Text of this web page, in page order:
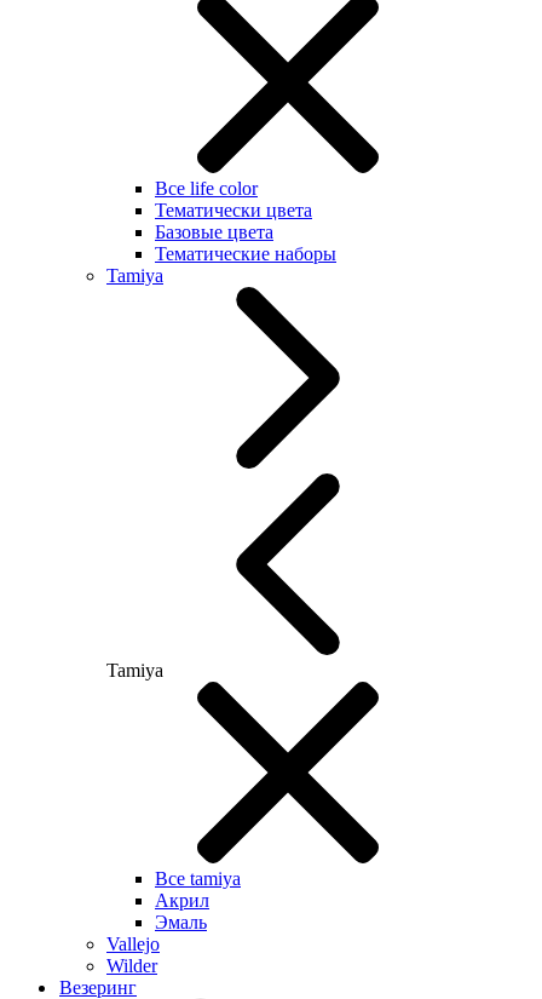
Все life color
Тематически цвета
Базовые цвета
Тематические наборы
Tamiya
Tamiya
Все tamiya
Акрил
Эмаль
Vallejo
Wilder
Везеринг